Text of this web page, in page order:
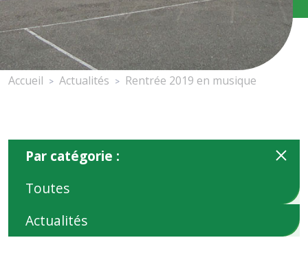
Accueil > Actualités > Rentrée 2019 en musique
Par catégorie :
Toutes
Actualités